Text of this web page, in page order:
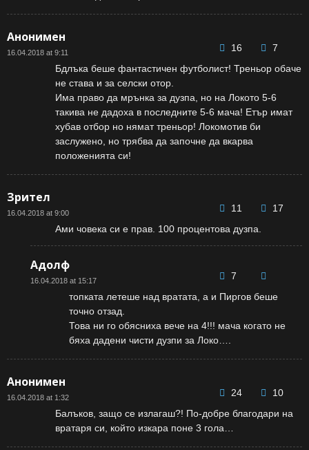
Анонимен
16.04.2018 at 9:11 16
7
Бдлъка беше фантастичен футболист! Треньор обаче
не става и за селски отор.
Има право да мрънка за дузпа, но на Локото 5-6
такива не дадоха в последните 5-6 мача! Етър имат
хубав отбор но нямат треньор! Локомотив би
заслужено, но трябва да започне да вкарва
положенията си!
Зрител
16.04.2018 at 9:00 11
17
Ами човека си е прав. 100 процентова дузпа.
Адолф
16.04.2018 at 15:17
7
топката летеше над вратата, а и Пиргов беше
точно отзад.
Това ни го обясниха вече на 4!!! мача когато не
бяха дадени чисти дузпи за Локо….
Анонимен
16.04.2018 at 1:32 24
10
Балъков, защо се излагаш?! По-добре благодари на
вратаря си, който изкара поне 3 гола…